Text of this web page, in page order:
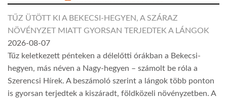
TŰZ ÜTÖTT KI A BEKECSI-HEGYEN, A SZÁRAZ
NÖVÉNYZET MIATT GYORSAN TERJEDTEK A LÁNGOK
2026-08-07
Tűz keletkezett pénteken a délelőtti órákban a Bekecsi-
hegyen, más néven a Nagy-hegyen – számolt be róla a
Szerencsi Hírek. A beszámoló szerint a lángok több ponton
is gyorsan terjedtek a kiszáradt, földközeli növényzetben. A